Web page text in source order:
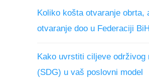
Koliko košta otvaranje obrta,
otvaranje doo u Federaciji BiH
Kako uvrstiti ciljeve održivog
(SDG) u vaš poslovni model